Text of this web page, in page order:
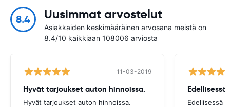
8.4 Uusimmat arvostelut
Asiakkaiden keskimääräinen arvosana meistä on
8.4/10 kaikkiaan 108006 arviosta
11-03-2019
Hyvät tarjoukset auton hinnoissa.
Hyvät tarjoukset auton hinnoissa.
Edellisessä